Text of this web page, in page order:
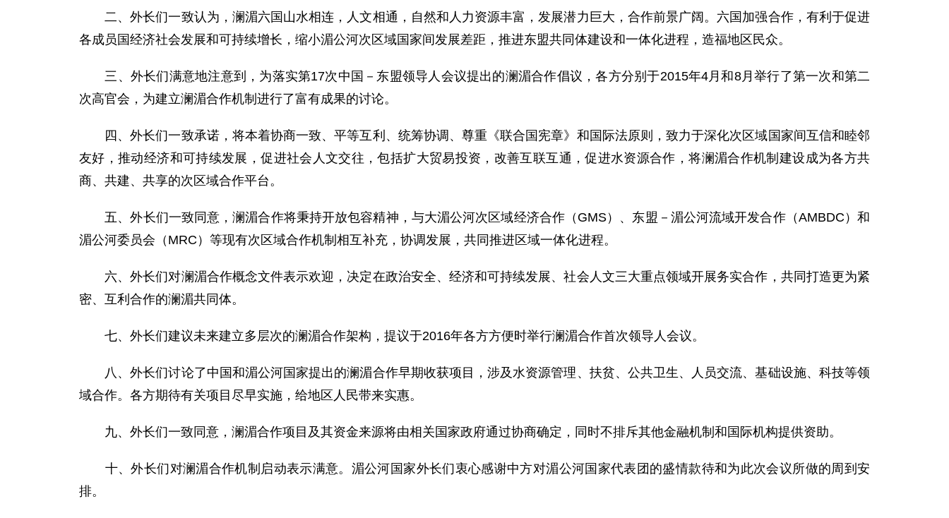
二、外长们一致认为，澜湄六国山水相连，人文相通，自然和人力资源丰富，发展潜力巨大，合作前景广阔。六国加强合作，有利于促进
各成员国经济社会发展和可持续增长，缩小湄公河次区域国家间发展差距，推进东盟共同体建设和一体化进程，造福地区民众。
三、外长们满意地注意到，为落实第17次中国－东盟领导人会议提出的澜湄合作倡议，各方分别于2015年4月和8月举行了第一次和第二
次高官会，为建立澜湄合作机制进行了富有成果的讨论。
四、外长们一致承诺，将本着协商一致、平等互利、统筹协调、尊重《联合国宪章》和国际法原则，致力于深化次区域国家间互信和睦邻
友好，推动经济和可持续发展，促进社会人文交往，包括扩大贸易投资，改善互联互通，促进水资源合作，将澜湄合作机制建设成为各方共
商、共建、共享的次区域合作平台。
五、外长们一致同意，澜湄合作将秉持开放包容精神，与大湄公河次区域经济合作（GMS）、东盟－湄公河流域开发合作（AMBDC）和
湄公河委员会（MRC）等现有次区域合作机制相互补充，协调发展，共同推进区域一体化进程。
六、外长们对澜湄合作概念文件表示欢迎，决定在政治安全、经济和可持续发展、社会人文三大重点领域开展务实合作，共同打造更为紧
密、互利合作的澜湄共同体。
七、外长们建议未来建立多层次的澜湄合作架构，提议于2016年各方方便时举行澜湄合作首次领导人会议。
八、外长们讨论了中国和湄公河国家提出的澜湄合作早期收获项目，涉及水资源管理、扶贫、公共卫生、人员交流、基础设施、科技等领
域合作。各方期待有关项目尽早实施，给地区人民带来实惠。
九、外长们一致同意，澜湄合作项目及其资金来源将由相关国家政府通过协商确定，同时不排斥其他金融机制和国际机构提供资助。
十、外长们对澜湄合作机制启动表示满意。湄公河国家外长们衷心感谢中方对湄公河国家代表团的盛情款待和为此次会议所做的周到安
排。